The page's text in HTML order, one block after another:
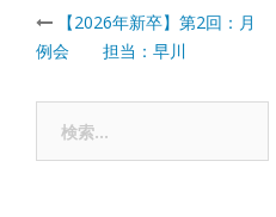
Post
navigation
【2026年新卒】第2回：月
例会 担当：早川